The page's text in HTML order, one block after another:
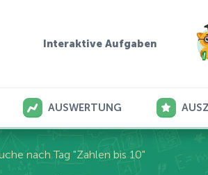
Interaktive Aufgaben
AUSWERTUNG
nach Tag "Zahlen bis 10"